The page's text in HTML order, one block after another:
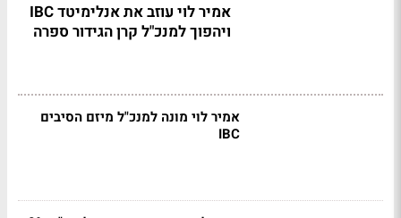
אמיר לוי עוזב את אנלימיטד IBC
ויהפוך למנכ"ל קרן הגידור ספרה
אמיר לוי מונה למנכ"ל מיזם הסיבים
IBC